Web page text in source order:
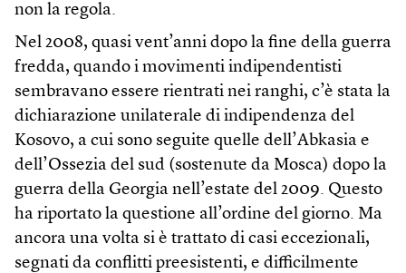
non la regola.
Nel 2008, quasi vent’anni dopo la fine della guerra
fredda, quando i movimenti indipendentisti
sembravano essere rientrati nei ranghi, c’è stata la
dichiarazione unilaterale di indipendenza del
Kosovo, a cui sono seguite quelle dell’Abkasia e
dell’Ossezia del sud (sostenute da Mosca) dopo la
guerra della Georgia nell’estate del 2009. Questo
ha riportato la questione all’ordine del giorno. Ma
ancora una volta si è trattato di casi eccezionali,
segnati da conflitti preesistenti, e difficilmente